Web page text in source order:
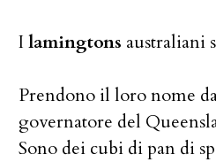
I lamingtons australiani
Prendono il loro nome
governatore del
Sono dei cubi di pan di